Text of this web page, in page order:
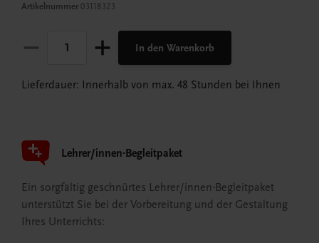
Artikelnummer 03118323
In den Warenkorb
Lieferdauer: Innerhalb von max. 48 Stunden bei Ihnen
Lehrer/innen-Begleitpaket
Ein sorgfältig geschnürtes Lehrer/innen-Begleitpaket
unterstützt Sie bei der Vorbereitung und der Gestaltung
Ihres Unterrichts: